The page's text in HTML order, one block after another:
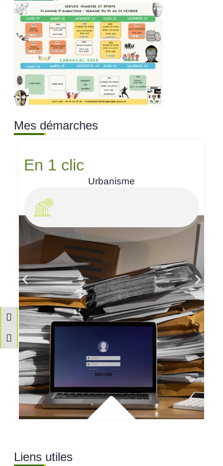
Passer en contraste élevé
Changer la taille de la police
Mes démarches
En 1 clic
Urbanisme
Liens utiles